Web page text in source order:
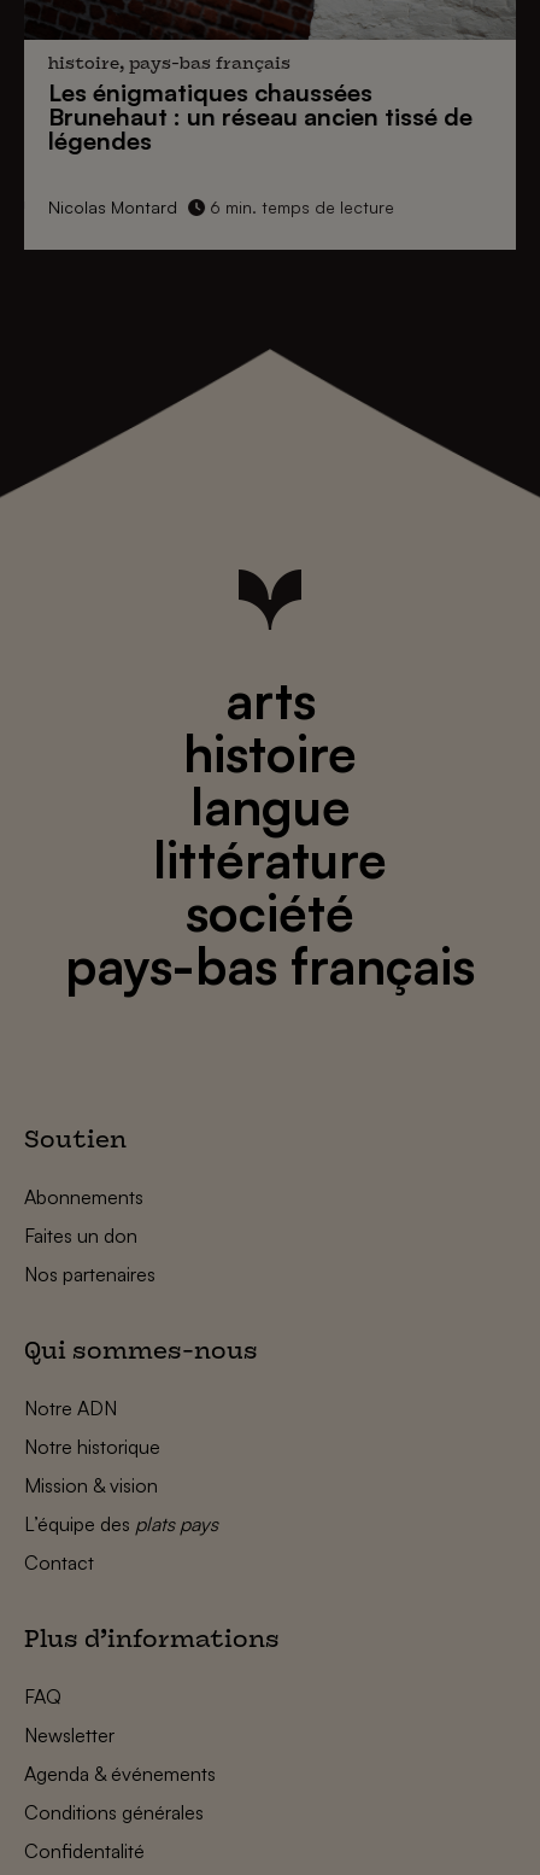
histoire, pays-bas français
Les énigmatiques chaussées
Brunehaut : un réseau ancien tissé de
légendes
Nicolas Montard 6 min. temps de lecture
arts
histoire
langue
littérature
société
pays-bas français
Soutien
Abonnements
Faites un don
Nos partenaires
Qui sommes-nous
Notre ADN
Notre historique
Mission & vision
L’équipe des plats pays
Contact
Plus d’informations
FAQ
Newsletter
Agenda & événements
Conditions générales
Confidentalité